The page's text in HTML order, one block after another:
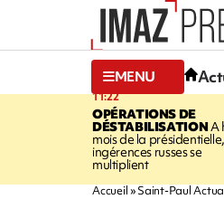
MENU
11:22
OPÉRATIONS DE
DÉSTABILISATIONA
mois de la
ingérences russes se
multiplient
Accueil Saint-Paul